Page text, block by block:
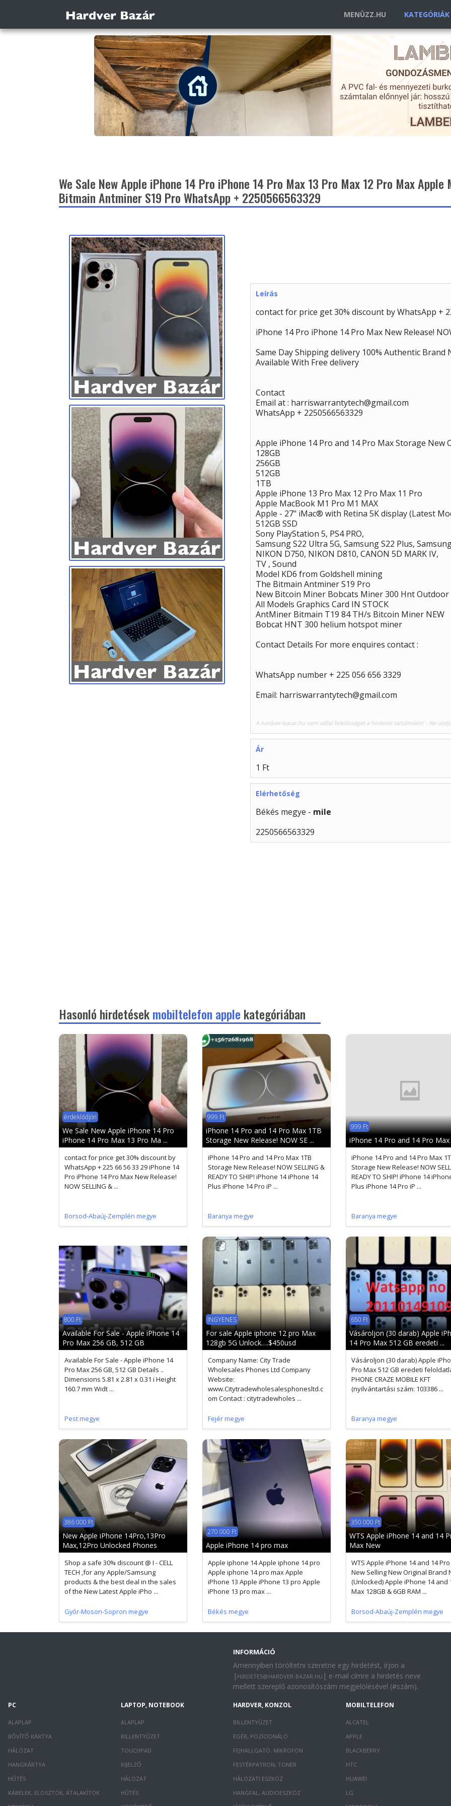
MENÜZZ.HU KATEGÓRIÁK
We Sale New Apple iPhone 14 Pro iPhone 14 Pro Max 13 Pro Max 12 Pro Max Apple
Bitmain Antminer S19 Pro WhatsApp + 2250566563329
Leírás
contact for price get 30% discount by WhatsApp +
iPhone 14 Pro iPhone 14 Pro Max New Release!
Same Day Shipping delivery 100% Authentic Brand
Available With Free delivery
Contact
Email at : harriswarrantytech@gmail.com
WhatsApp + 2250566563329
Apple iPhone 14 Pro and 14 Pro Max Storage New
128GB
256GB
512GB
1TB
Apple iPhone 13 Pro Max 12 Pro Max 11 Pro
Apple MacBook M1 Pro M1 MAX
Apple - 27" iMac® with Retina 5K display (Latest
512GB SSD
Sony PlayStation 5, PS4 PRO,
Samsung S22 Ultra 5G, Samsung S22 Plus,
NIKON D750, NIKON D810, CANON 5D MARK IV,
TV , Sound
Model KD6 from Goldshell mining
The Bitmain Antminer S19 Pro
New Bitcoin Miner Bobcats Miner 300 Hnt Outdoor
All Models Graphics Card IN STOCK
AntMiner Bitmain T19 84 TH/s Bitcoin Miner NEW
Bobcat HNT 300 helium hotspot miner
Contact Details For more enquires contact :
WhatsApp number + 225 056 656 3329
Email: harriswarrantytech@gmail.com
A hardver-bazar.hu nem vállal felelősséget a hirdetés tartalmáért! - Ne
Ár
1 Ft
Elérhetőség
Békés megye - mile
2250566563329
Hasonló hirdetésekmobiltelefon apple kategóriában
érdeklődjön
We Sale New Apple iPhone 14 Pro
iPhone 14 Pro Max 13 Pro Ma ...
contact for price get 30% discount by
WhatsApp + 225 66 56 33 29 iPhone 14
Pro iPhone 14 Pro Max New Release!
NOW SELLING & ...
Borsod-Abaúj-Zemplén megye
999 Ft
iPhone 14 Pro and 14 Pro Max 1TB
Storage New Release! NOW SE ...
iPhone 14 Pro and 14 Pro Max 1TB
Storage New Release! NOW SELLING &
READY TO SHIP! iPhone 14 iPhone 14
Plus iPhone 14 Pro iP ...
Baranya megye
999 Ft
iPhone 14 Pro and 14 Pro Max
iPhone 14 Pro and 14 Pro Max
Storage New Release! NOW
READY TO SHIP! iPhone 14
Plus iPhone 14 Pro iP ...
Baranya megye
800 Ft
Available For Sale - Apple iPhone 14
Pro Max 256 GB, 512 GB
Available For Sale - Apple iPhone 14
Pro Max 256 GB, 512 GB Details ..
Dimensions 5.81 x 2.81 x 0.31 i Height
160.7 mm Widt ...
Pest megye
INGYENES
For sale Apple iphone 12 pro Max
128gb 5G Unlock….$450usd
Company Name: City Trade
Wholesales Phones Ltd Company
Website:
www.Citytradewholesalesphonesltd.c
om Contact : citytradewholes ...
Fejér megye
650 Ft
Vásároljon (30 darab) Apple
14 Pro Max 512 GB eredeti ...
Vásároljon (30 darab) Apple
Pro Max 512 GB eredeti
PHONE CRAZE MOBILE KFT
(nyilvántartási szám: 103386 ...
Baranya megye
386 000 Ft
New Apple iPhone 14Pro,13Pro
Max,12Pro Unlocked Phones
Shop a safe 30% discount @ I - CELL
TECH ,for any Apple/Samsung
products & the best deal in the sales
of the New Latest Apple iPho ...
Győr-Moson-Sopron megye
270 000 Ft
Apple iPhone 14 pro max
Apple iphone 14 Apple iphone 14 pro
Apple iphone 14 pro max Apple
iPhone 13 Apple iPhone 13 pro Apple
iPhone 13 pro max ...
Békés megye
350 000 Ft
WTS Apple iPhone 14 and 14
Max New
WTS Apple iPhone 14 and 14
New Selling New Original Brand
(Unlocked) Apple iPhone 14 and
Max 128GB & 6GB RAM ...
Borsod-Abaúj-Zemplén megye
INFORMÁCIÓ
Amennyiben töröltetni szeretne egy hirdetést, írjon a
| HIRDETES@HARDVER-BAZAR.HU | e-mail címre a hirdetés neve
mellett szereplő azonosítószám megjelölésével (#szám).
PC
ALAPLAP
BŐVÍTŐ KÁRTYA
HÁLÓZAT
HANGKÁRTYA
HŰTÉS
KÁBELEK, ELOSZTÓK, ÁTALAKÍTÓK
LAPTOP, NOTEBOOK
ALAPLAP
BILLENTYŰZET
TOUCHPAD
KIJELZŐ
HÁLÓZAT
HŰTÉS
HARDVER, KONZOL
BILLENTYŰZET
EGÉR, POZÍCIONÁLÓ
FEJHALLGATÓ, MIKROFON
FESTÉKPATRON, TONER
HÁLÓZATI ESZKÖZ
HANGFAL, AUDIOESZKÖZ
MOBILTELEFON
ALCATEL
APPLE
BLACKBERRY
HTC
HUAWEI
LG